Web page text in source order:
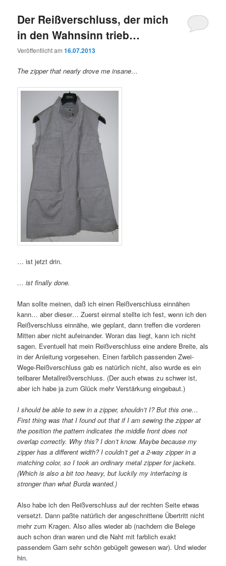
Der Reißverschluss, der mich
in den Wahnsinn trieb…
Veröffentlicht am16.07.2013
The zipper that nearly drove me insane…
… ist jetzt drin.
… ist finally done.
Man sollte meinen, daß ich einen Reißverschluss einnähen
kann… aber dieser… Zuerst einmal stellte ich fest, wenn ich den
Reißverschluss einnähe, wie geplant, dann treffen die vorderen
Mitten aber nicht aufeinander. Woran das liegt, kann ich nicht
sagen. Eventuell hat mein Reißverschluss eine andere Breite, als
in der Anleitung vorgesehen. Einen farblich passenden Zwei-
Wege-Reißverschluss gab es natürlich nicht, also wurde es ein
teilbarer Metallreißverschluss. (Der auch etwas zu schwer ist,
aber ich habe ja zum Glück mehr Verstärkung eingebaut.)
I should be able to sew in a zipper, shouldn’t I? But this one…
First thing was that I found out that if I am sewing the zipper at
the position the pattern indicates the middle front does not
overlap correctly. Why this? I don’t know. Maybe because my
zipper has a different width? I couldn’t get a 2-way zipper in a
matching color, so I took an ordinary metal zipper for jackets.
(Which is also a bit too heavy, but luckily my interfacing is
stronger than what Burda wanted.)
Also habe ich den Reißverschluss auf der rechten Seite etwas
versetzt. Dann paßte natürlich der angeschnittene Übertritt nicht
mehr zum Kragen. Also alles wieder ab (nachdem die Belege
auch schon dran waren und die Naht mit farblich exakt
passendem Garn sehr schön gebügelt gewesen war). Und wieder
hin.